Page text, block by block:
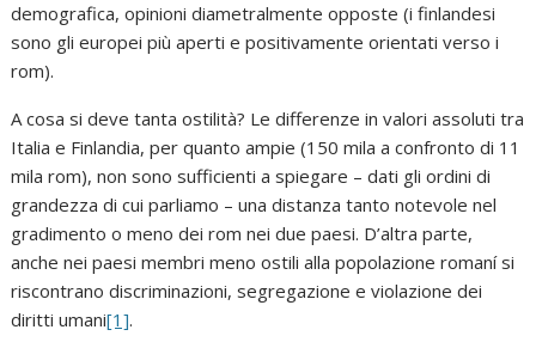
demografica, opinioni diametralmente opposte (i finlandesi
sono gli europei più aperti e positivamente orientati verso i
rom).
A cosa si deve tanta ostilità? Le differenze in valori assoluti tra
Italia e Finlandia, per quanto ampie (150 mila a confronto di 11
mila rom), non sono sufficienti a spiegare – dati gli ordini di
grandezza di cui parliamo – una distanza tanto notevole nel
gradimento o meno dei rom nei due paesi. D’altra parte,
anche nei paesi membri meno ostili alla popolazione romaní si
riscontrano discriminazioni, segregazione e violazione dei
diritti umani[1].